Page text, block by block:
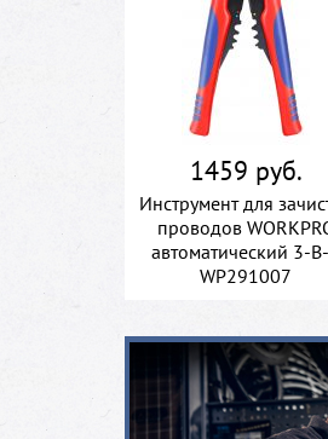
1459 руб.
Инструмент для
проводов
автоматический 3-
WP291007